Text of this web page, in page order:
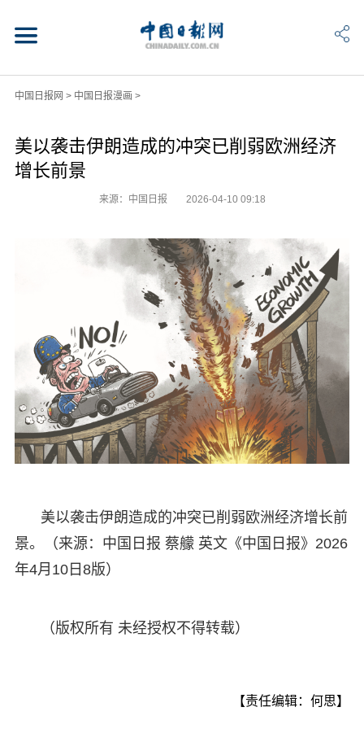
中国日报网 > 中国日报漫画 >
美以袭击伊朗造成的冲突已削弱欧洲经济
增长前景
来源：中国日报 2026-04-10 09:18
美以袭击伊朗造成的冲突已削弱欧洲经济增长前
景。（来源：中国日报 蔡艨 英文《中国日报》2026
年4月10日8版）
（版权所有 未经授权不得转载）
【责任编辑：何思】